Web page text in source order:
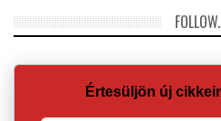
Értesüljön új